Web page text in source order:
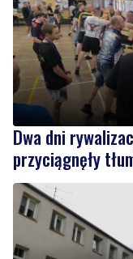
Dwa dni
przyciągnęły